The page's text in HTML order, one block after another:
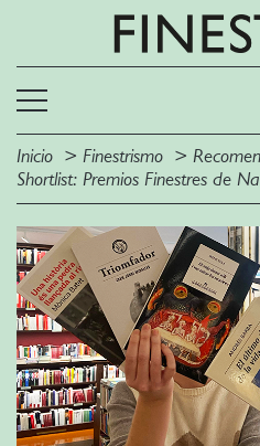
Inicio Finestrismo
Shortlist: Premios Finestres de